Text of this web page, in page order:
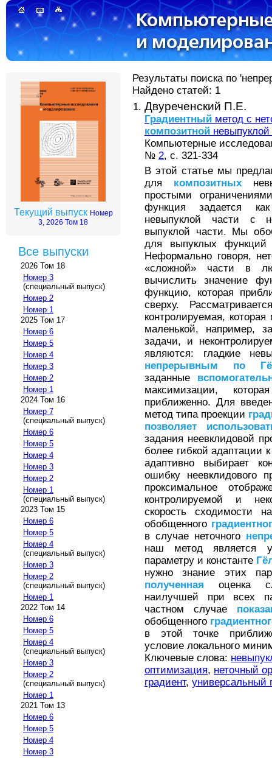
Текущий выпуск Номер
3, 2026 Том 18
Все выпуски
2026 Том 18
Номер 3
(специальный выпуск)
Номер 2
Номер 1
2025 Том 17
Номер 6
Номер 5
Номер 4
Номер 3
Номер 2
Номер 1
2024 Том 16
Номер 7
(специальный выпуск)
Номер 6
Номер 5
Номер 4
Номер 3
Номер 2
Номер 1
(специальный выпуск)
2023 Том 15
Номер 6
Номер 5
Номер 4
(специальный выпуск)
Номер 3
Номер 2
(специальный выпуск)
Номер 1
2022 Том 14
Номер 6
Номер 5
Номер 4
(специальный выпуск)
Номер 3
Номер 2
(специальный выпуск)
Номер 1
2021 Том 13
Номер 6
Номер 5
Номер 4
Номер 3
Результаты поиска по
Найдено статей: 1
Двуреченский П.Е.
Градиентный метод с
композитной
Компьютерные
№ 2, с. 321-334
В этой статье мы
для композитных
простыми
функция задается
невыпуклой части с
выпуклой части. Мы
для выпуклых
Неформально говоря,
«сложной» части в
вычислить значение
функцию, которая
сверху.
контролируемая,
маленькой, например,
задачи, и
являются: гладкие
непрерывным
по
заданные
максимизации,
приближенно. Для
метод типа проекции
позволяет
задания неевклидовой
более гибкой адаптации
адаптивно выбирает
ошибку неевклидового
проксимальное
контролируемой и
скорость сходимости
обобщенного
в случае неточного
наш метод является
параметру и константе
нужно знание этих
полученная оценка
наилучшей при всех
частном случае
обобщенного
в этой точке
условие локального
Ключевые слова:
оптимизация, неточный
градиент, универсальный